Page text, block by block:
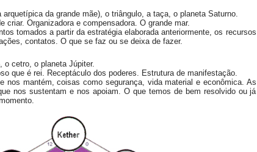
da grande mãe), o triângulo, a taça, o planeta Saturno.
criar. Organizadora e compensadora. O grande mar.
tomados a partir da estratégia elaborada anteriormente, os recursos
contatos. O que se faz ou se deixa de fazer.
o cetro, o planeta Júpiter.
que é rei. Receptáculo dos poderes. Estrutura de manifestação.
nos mantém, coisas como segurança, vida material e econômica. As
nos sustentam e nos apoiam. O que temos de bem resolvido ou já